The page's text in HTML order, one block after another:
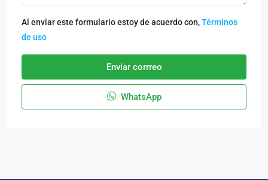
Al enviar este formulario estoy de acuerdo con,Términos
de uso
Enviar corrreo
WhatsApp